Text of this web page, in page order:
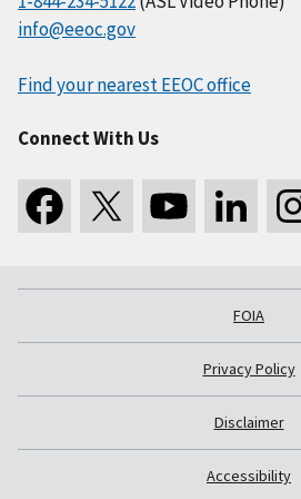
info@eeoc.gov
Find your nearest EEOC office
Connect With Us
FOIA
Privacy Policy
Disclaimer
Accessibility